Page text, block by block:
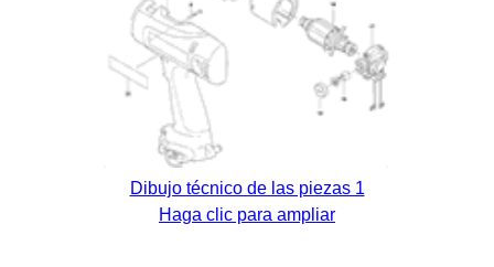
Dibujo técnico de las piezas 1
Haga clic para ampliar